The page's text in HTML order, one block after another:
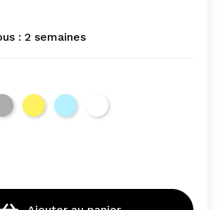
: 2 semaines
Rouge- Noire- Inox
MARZOCCO - Jaune
MARZOCCO - Bleue
MARZOCCO - Blanche